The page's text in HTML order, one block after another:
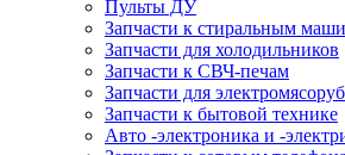
Пульты ДУ
Запчасти к стиральным
Запчасти для холодильников
Запчасти к СВЧ-печам
Запчасти для
Запчасти к бытовой технике
Авто -электроника и -